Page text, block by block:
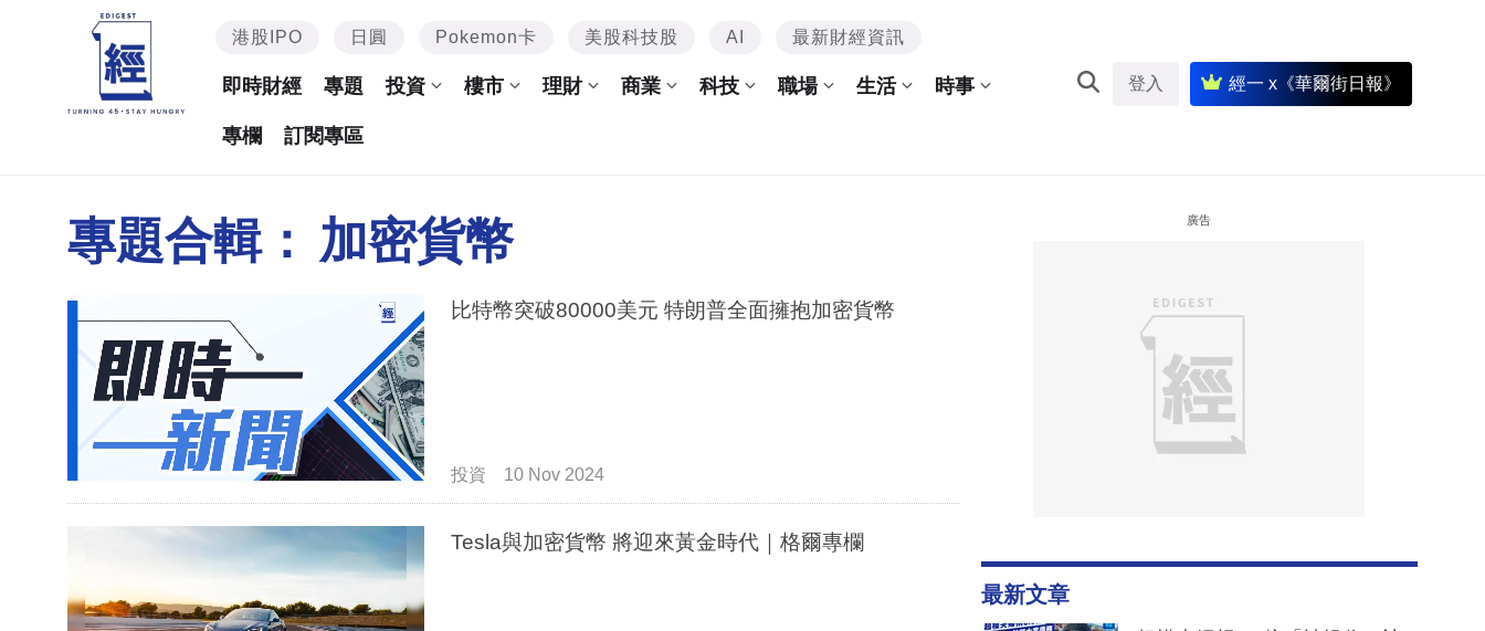
港股IPO 日圓 Pokemon卡 美股科技股 AI 最新財經資訊
即時財經 專題 投資 樓市 理財 商業 科技 職場 生活 時事
專欄 訂閱專區
登入 經一 x《華爾街日報》
專題合輯： 加密貨幣
比特幣突破80000美元 特朗普全面擁抱加密貨幣
投資 10 Nov 2024
Tesla與加密貨幣 將迎來黃金時代｜格爾專欄
廣告
最新文章